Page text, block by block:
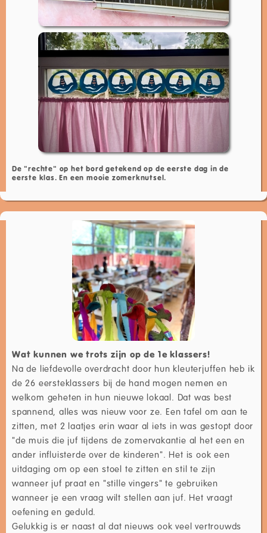
De "rechte" op het bord getekend op de eerste dag in de
eerste klas. En een mooie zomerknutsel.
Wat kunnen we trots zijn op de 1e klassers!
Na de liefdevolle overdracht door hun kleuterjuffen heb ik
de 26 eersteklassers bij de hand mogen nemen en
welkom geheten in hun nieuwe lokaal. Dat was best
spannend, alles was nieuw voor ze. Een tafel om aan te
zitten, met 2 laatjes erin waar al iets in was gestopt door
"de muis die juf tijdens de zomervakantie al het een en
ander influisterde over de kinderen". Het is ook een
uitdaging om op een stoel te zitten en stil te zijn
wanneer juf praat en "stille vingers" te gebruiken
wanneer je een vraag wilt stellen aan juf. Het vraagt
oefening en geduld.
Gelukkig is er naast al dat nieuws ook veel vertrouwds